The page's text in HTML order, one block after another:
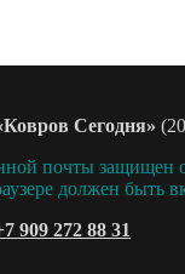
Сегодня»
почты защищен
должен быть
909 272 88 31